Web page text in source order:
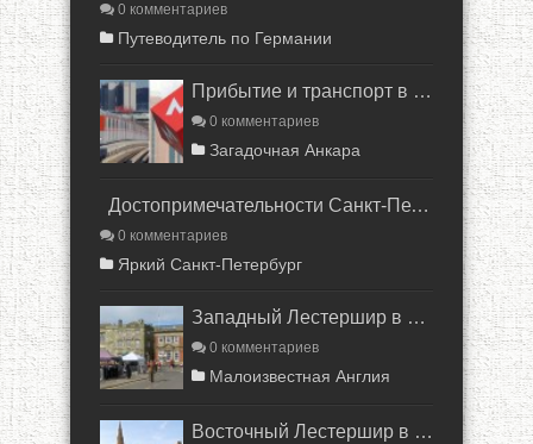
0 комментариев
Путеводитель по Германии
Прибытие и транспорт в Анкаре
0 комментариев
Загадочная Анкара
Достопримечательности Санкт-Петербурга
0 комментариев
Яркий Санкт-Петербург
Западный Лестершир в Англии
0 комментариев
Малоизвестная Англия
Восточный Лестершир в Англии